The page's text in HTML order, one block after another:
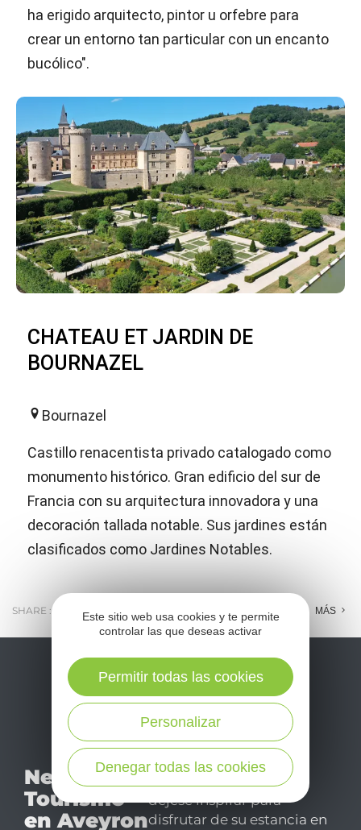
ha erigido arquitecto, pintor u orfebre para
crear un entorno tan particular con un encanto
bucólico".
CHATEAU ET JARDIN DE
BOURNAZEL
Bournazel
Castillo renacentista privado catalogado como
monumento histórico. Gran edificio del sur de
Francia con su arquitectura innovadora y una
decoración tallada notable. Sus jardines están
clasificados como Jardines Notables.
SHARE : E-MAIL MESSENGER FACEBOOK MÁS
Newsletter
Tourismo
en Aveyron
No se pierda nuestro
mensual newsletter y
déjese inspirar para
disfrutar de su estancia en
Este sitio web usa cookies y te permite
controlar las que deseas activar
Denegar todas las cookies
Personalizar
Permitir todas las cookies